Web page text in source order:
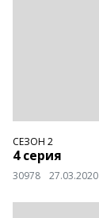
СЕЗОН 2
4 серия
30978 27.03.2020